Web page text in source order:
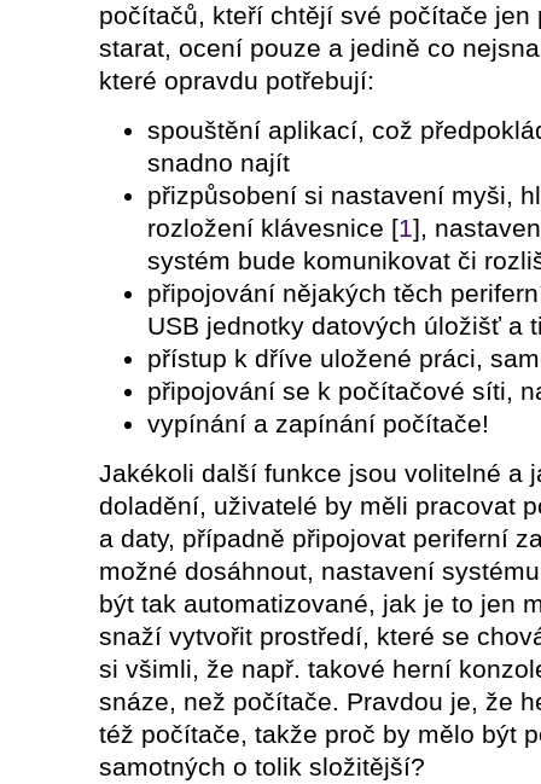
počítačů, kteří chtějí své počítače jen
starat, ocení pouze a jedině co
které opravdu potřebují:
spouštění aplikací, což
snadno najít
přizpůsobení si nastavení myši,
rozložení klávesnice [1],
systém bude komunikovat či
připojování nějakých těch
USB jednotky datových úložišť a
přístup k dříve uložené práci,
připojování se k počítačové síti,
vypínání a zapínání počítače!
Jakékoli další funkce jsou volitelné a
doladění, uživatelé by měli pracovat
a daty, případně připojovat periferní
možné dosáhnout, nastavení
být tak automatizované, jak je to jen
snaží vytvořit prostředí, které se
si všimli, že např. takové herní
snáze, než počítače. Pravdou je, že
též počítače, takže proč by mělo být
samotných o tolik složitější?